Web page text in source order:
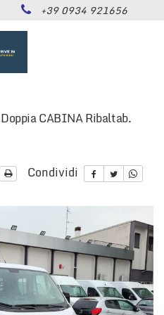
+39 0934 921656
Doppia CABINA Ribaltab.
Condividi